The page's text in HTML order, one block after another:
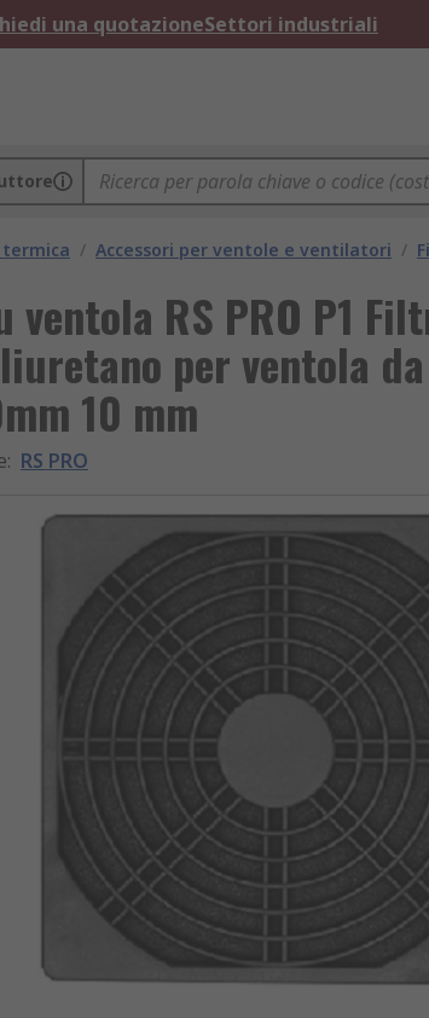
una quotazioneSettori industriali
termica / Accessori per ventole e ventilatori /
RS PRO P1
per ventola
10 mm
: RS PRO